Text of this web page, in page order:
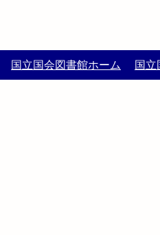
国立国会図書館ホーム 国立